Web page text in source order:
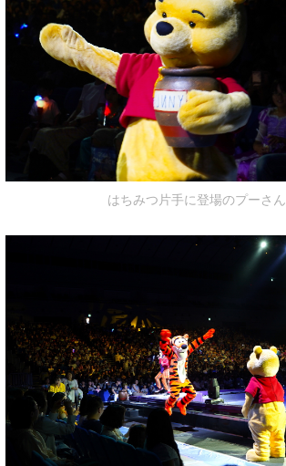
はちみつ片手に登場のプーさん